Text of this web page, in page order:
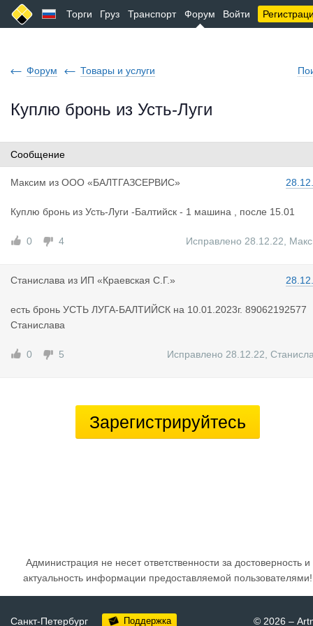
Торги Груз Транспорт Форум Войти
Форум Товары и услуги
Куплю бронь из Усть-Луги
Сообщение
Максим из ООО «БАЛТГАЗСЕРВИС»
Куплю бронь из Усть-Луги -Балтийск - 1 машина , после 15.01
0 4 Исправлено 28.12.22
Станислава из ИП «Краевская С.Г.»
есть бронь УСТЬ ЛУГА-БАЛТИЙСК на 10.01.2023г. 89062192577
Станислава
0 5 Исправлено 28.12.22
Зарегистрируйтесь
Администрация не несет ответственности за достоверность и
актуальность информации предоставляемой пользователями!
Санкт-Петербург Поддержка © 2026 –